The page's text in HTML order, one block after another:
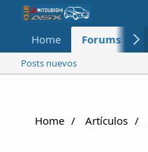
Home Forums
Posts nuevos
Home Artículos